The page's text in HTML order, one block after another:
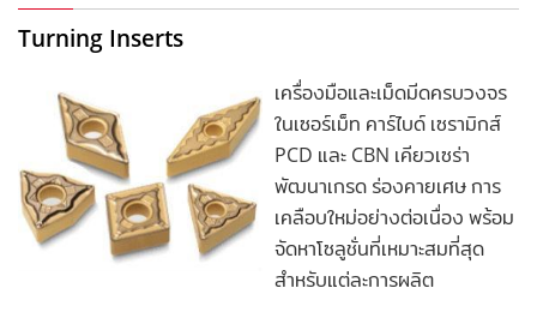
Turning Inserts
เครื่องมือและเม็ดมีดครบวงจร
ในเซอร์เม็ท คาร์ไบด์ เซรามิกส์
PCD และ CBN เคียวเซร่า
พัฒนาเกรด ร่องคายเศษ การ
เคลือบใหม่อย่างต่อเนื่อง พร้อม
จัดหาโซลูชั่นที่เหมาะสมที่สุด
สำหรับแต่ละการผลิต